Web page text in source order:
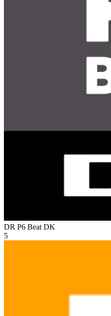
DR P6 Beat DK
5